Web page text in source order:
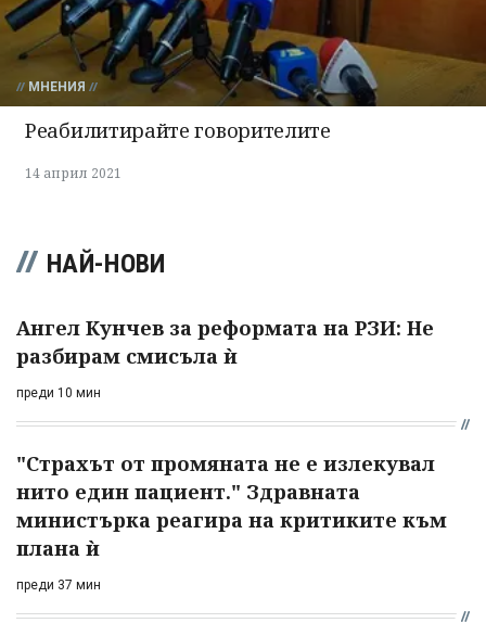
МНЕНИЯ
Реабилитирайте говорителите
14 април 2021
НАЙ-НОВИ
Ангел Кунчев за реформата на РЗИ: Не
разбирам смисъла ѝ
преди 10 мин
"Страхът от промяната не е излекувал
нито един пациент." Здравната
министърка реагира на критиките към
плана ѝ
преди 37 мин